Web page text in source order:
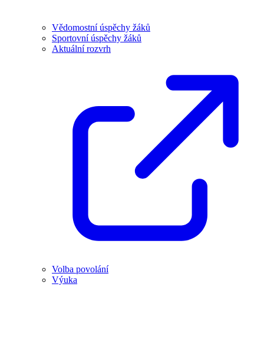
Vědomostní úspěchy žáků
Sportovní úspěchy žáků
Aktuální rozvrh
Volba povolání
Výuka